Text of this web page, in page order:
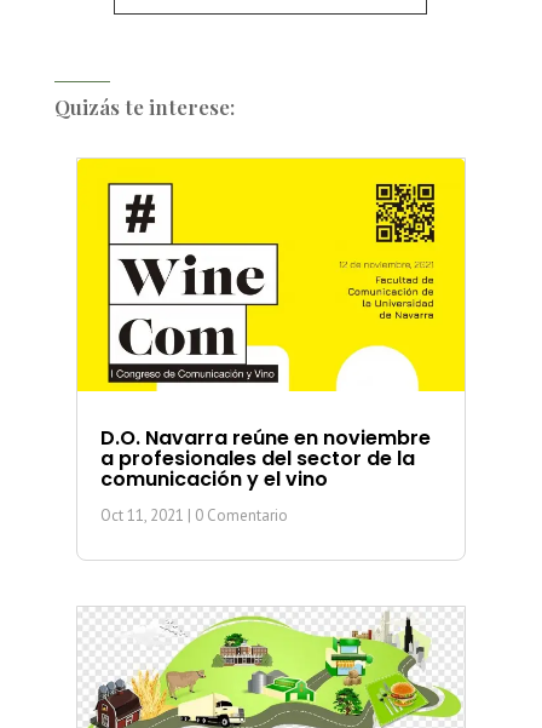
Quizás te interese:
D.O. Navarra reúne en noviembre
a profesionales del sector de la
comunicación y el vino
Oct 11, 2021 | 0 Comentario